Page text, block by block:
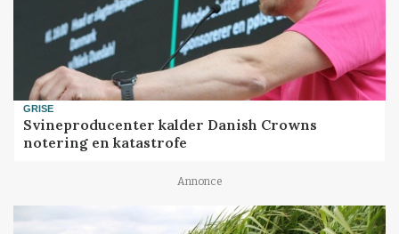
GRISE
Svineproducenter kalder Danish Crowns
notering en katastrofe
Annonce